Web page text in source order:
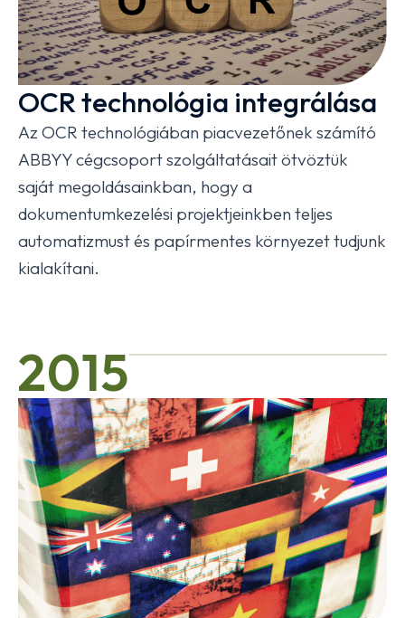
OCR technológia integrálása
Az OCR technológiában piacvezetőnek számító
ABBYY cégcsoport szolgáltatásait ötvöztük
saját megoldásainkban, hogy a
dokumentumkezelési projektjeinkben teljes
automatizmust és papírmentes környezet tudjunk
kialakítani.
2015